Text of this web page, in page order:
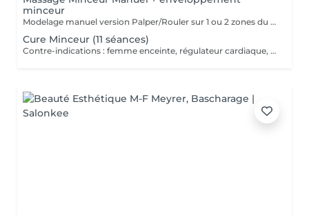
minceur
Modelage manuel version Palper/Rouler sur 1 ou 2 zones du corps. Application ensuite d'un enveloppement aux propriétés amincissantes sur ces mêmes zones.
Cure Minceur (11 séances)
Contre-indications : femme enceinte, régulateur cardiaque, stérilet, maladie grave : conseils auprès de votre esthéticienne Programme de perte en cm et anticellulite Séance 1 : Bilan personnalisé + Massage drainant lymphatique corps (esthétique méthode Leduc) (50 min) + UN PRODUIT CORPS POUR LE DOMICILE INCLUS Séance 2 : Massage minceur localisé sur 1 ou 2 zones + Vacuum (cupping) (40 min) Séance de 3 à 8 : Lipocavitation + Radio-fréquence 1 à 2 zones (30 min) Séance de 9 à 10 : Madérothérapie + enveloppement minceur localisé (60 min) Séance 11 : Rituel Tonicité (1h) (ce rituel comprend un drainage lymphatique et l'utilisation de radio-fréquence avec application localisée d'une crème fermeté) L'idéal étant de réaliser 2 à 3 séances par semaine pour un résultat optimal. Payable à la 1ère séance.